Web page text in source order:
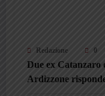
Redazione 0
Due ex Catanzaro
Ardizzone